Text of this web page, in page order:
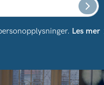
Les mer